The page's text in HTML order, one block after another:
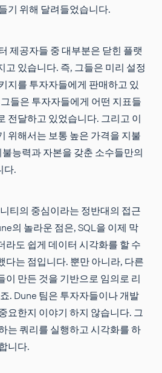
기 위해 달려들었습니다.
제공자들 중 대부분은 닫힌 플랫
있습니다. 즉, 그들은 미리 설정
지를 투자자들에게 판매하고 있
들은 투자자들에게 어떤 지표들
전달하고 있었습니다. 그리고 이
위해서는 보통 높은 가격을 지불
능력과 자본을 갖춘 소수들만의
다.
티의 중심이라는 정반대의 접근
의 놀라운 점은, SQL을 이제 막
라도 쉽게 데이터 시각화를 할 수
다는 점입니다. 뿐만 아니라, 다른
만든 것을 기반으로 임의로 리
. Dune 팀은 투자자들이나 개발
요한지 이야기 하지 않습니다. 그
는 쿼리를 실행하고 시각화를 하
니다.